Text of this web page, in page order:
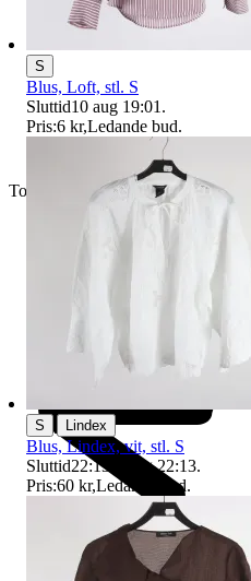
Toppsäljare
S
Blus, Loft, stl. S
Sluttid10 aug 19:01 .
Pris:6 kr,Ledande bud.
S Lindex
Blus, Lindex, vit, stl. S
Sluttid22:13 9 aug 22:13.
Pris:60 kr,Ledande bud.